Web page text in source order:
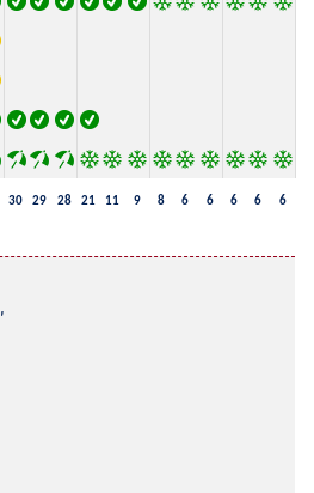
30 29 28 21 11 9 8 6 6 6 6 6